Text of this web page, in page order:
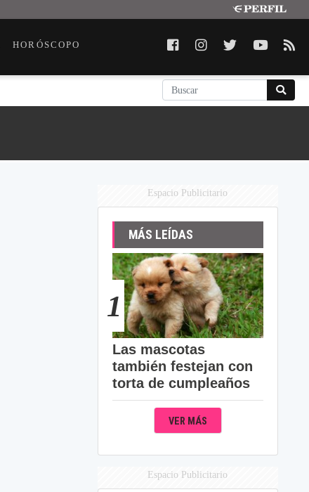
HORÓSCOPO
Espacio Publicitario
MÁS LEÍDAS
1
Las mascotas
también festejan con
torta de cumpleaños
VER MÁS
Espacio Publicitario